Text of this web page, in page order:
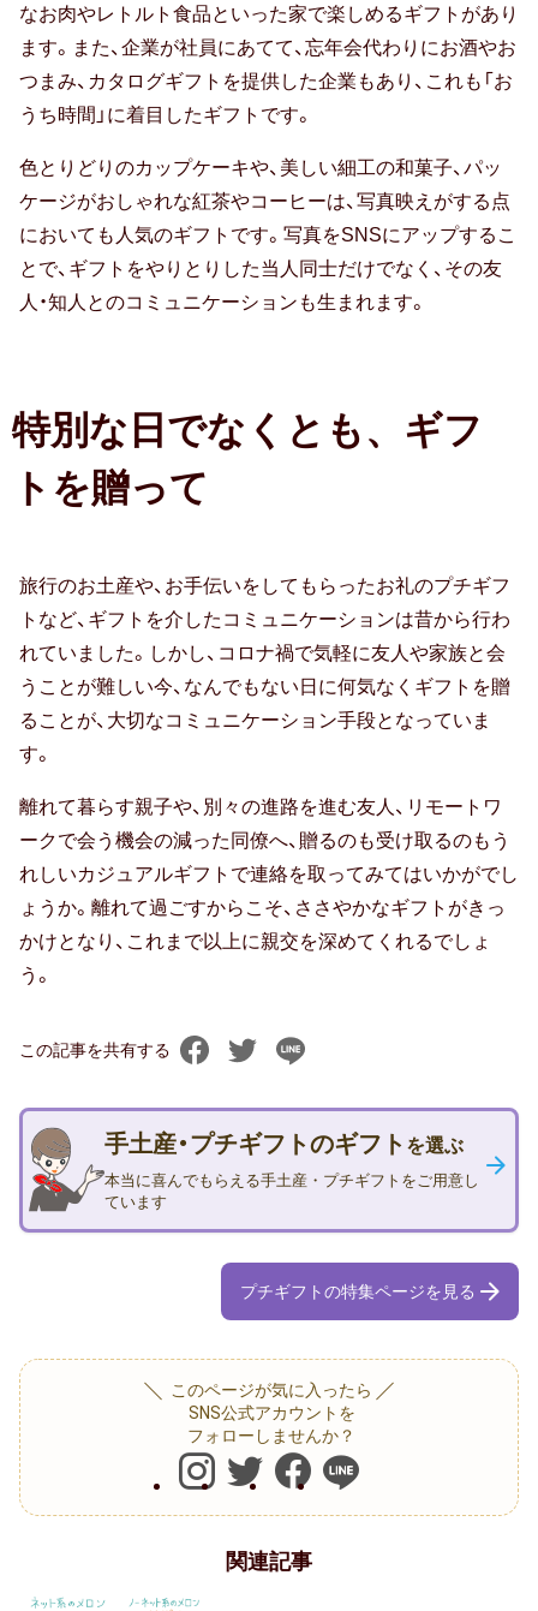
部下・後輩
20代男性
90代女性
30代男性
男性
40代男性
60代男性
70代男性
80代男性
おばあちゃん・祖母
30代女性
友達・友人
40代女性
50代女性
60代女性
ギフトトレンド
おすすめ
トレンド・流行
人気・ランキング
定番ギフト
なお肉やレトルト食品といった家で楽しめるギフトがあり
ます。また、企業が社員にあてて、忘年会代わりにお酒やお
つまみ、カタログギフトを提供した企業もあり、これも「お
うち時間」に着目したギフトです。
色とりどりのカップケーキや、美しい細工の和菓子、パッ
ケージがおしゃれな紅茶やコーヒーは、写真映えがする点
においても人気のギフトです。写真をSNSにアップするこ
とで、ギフトをやりとりした当人同士だけでなく、その友
人・知人とのコミュニケーションも生まれます。
特別な日でなくとも、ギフ
トを贈って
旅行のお土産や、お手伝いをしてもらったお礼のプチギフ
トなど、ギフトを介したコミュニケーションは昔から行わ
れていました。しかし、コロナ禍で気軽に友人や家族と会
うことが難しい今、なんでもない日に何気なくギフトを贈
ることが、大切なコミュニケーション手段となっていま
す。
離れて暮らす親子や、別々の進路を進む友人、リモートワ
ークで会う機会の減った同僚へ、贈るのも受け取るのもう
れしいカジュアルギフトで連絡を取ってみてはいかがでし
ょうか。離れて過ごすからこそ、ささやかなギフトがきっ
かけとなり、これまで以上に親交を深めてくれるでしょ
う。
この記事を共有する
手土産・プチギフトのギフト を選ぶ
本当に喜んでもらえる手土産・プチギフトをご用意し
ています
プチギフトの特集ページを見る
このページが気に入ったら
SNS公式アカウントを
フォローしませんか？
関連記事